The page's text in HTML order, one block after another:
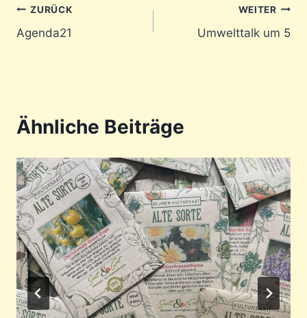
Beitragsnavigation
ZURÜCK
Agenda21
WEITER
Umwelttalk um 5
Ähnliche Beiträge